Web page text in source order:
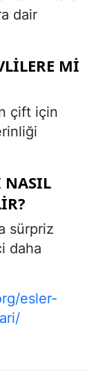
dair
MI
çift için
NASIL
sürpriz
daha
esler-